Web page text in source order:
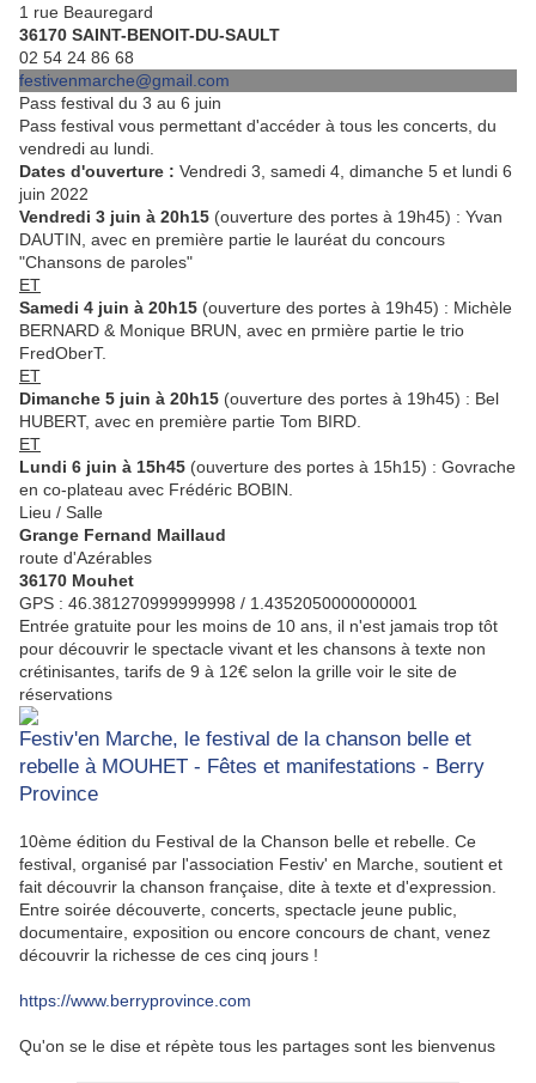
1 rue Beauregard
36170 SAINT-BENOIT-DU-SAULT
02 54 24 86 68
festivenmarche@gmail.com
Pass festival du 3 au 6 juin
Pass festival vous permettant d'accéder à tous les concerts, du
vendredi au lundi.
Dates d'ouverture : Vendredi 3, samedi 4, dimanche 5 et lundi 6
juin 2022
Vendredi 3 juin à 20h15 (ouverture des portes à 19h45) : Yvan
DAUTIN, avec en première partie le lauréat du concours
"Chansons de paroles"
ET
Samedi 4 juin à 20h15 (ouverture des portes à 19h45) : Michèle
BERNARD & Monique BRUN, avec en prmière partie le trio
FredOberT.
ET
Dimanche 5 juin à 20h15 (ouverture des portes à 19h45) : Bel
HUBERT, avec en première partie Tom BIRD.
ET
Lundi 6 juin à 15h45 (ouverture des portes à 15h15) : Govrache
en co-plateau avec Frédéric BOBIN.
Lieu / Salle
Grange Fernand Maillaud
route d'Azérables
36170 Mouhet
GPS : 46.381270999999998 / 1.4352050000000001
Entrée gratuite pour les moins de 10 ans, il n'est jamais trop tôt
pour découvrir le spectacle vivant et les chansons à texte non
crétinisantes, tarifs de 9 à 12€ selon la grille voir le site de
réservations
Festiv'en Marche, le festival de la chanson belle et
rebelle à MOUHET - Fêtes et manifestations - Berry
Province
10ème édition du Festival de la Chanson belle et rebelle. Ce
festival, organisé par l'association Festiv' en Marche, soutient et
fait découvrir la chanson française, dite à texte et d'expression.
Entre soirée découverte, concerts, spectacle jeune public,
documentaire, exposition ou encore concours de chant, venez
découvrir la richesse de ces cinq jours !
https://www.berryprovince.com
Qu'on se le dise et répète tous les partages sont les bienvenus